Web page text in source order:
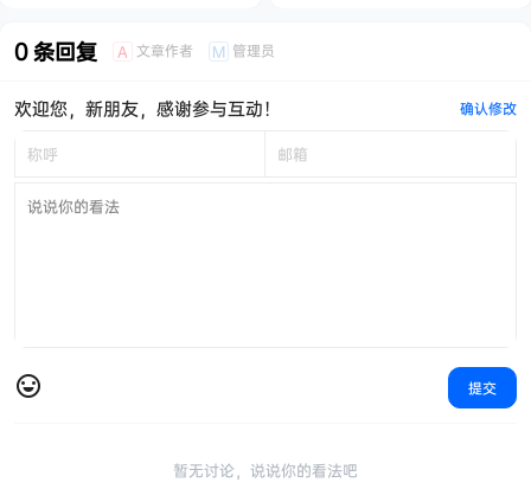
0 条回复 A 文章作者 M 管理员
欢迎您，新朋友，感谢参与互动！ 确认修改
提交
暂无讨论，说说你的看法吧